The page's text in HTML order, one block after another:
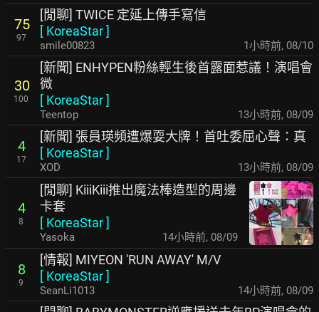
75
97
[閒聊] TWICE 定延上傳手寫信
[ KoreaStar]
smile00823 1小時前, 08/10
30
100
[新聞] ENHYPEN粉絲輕生後首露面惹議！演唱會
微
[ KoreaStar]
Teentop 13小時前, 08/09
4
17
[新聞] 張員瑛頻遭爆耍大牌！首吐委屈心聲：真
[ KoreaStar]
XOD 13小時前, 08/09
4
8
[閒聊] KiiiKiii推出魔法棒造型的周邊
卡套
[ KoreaStar]
Yasoka 14小時前, 08/09
8
9
[情報] MIYEON 'RUN AWAY' M/V
[ KoreaStar]
SeanLi1013 14小時前, 08/09